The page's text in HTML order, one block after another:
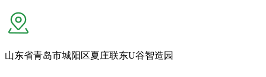
山东省青岛市城阳区夏庄联东U谷智造园